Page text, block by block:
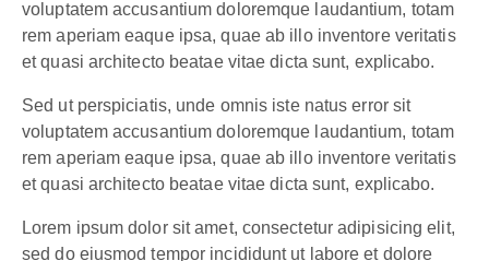
voluptatem accusantium doloremque laudantium, totam
rem aperiam eaque ipsa, quae ab illo inventore veritatis
et quasi architecto beatae vitae dicta sunt, explicabo.
Sed ut perspiciatis, unde omnis iste natus error sit
voluptatem accusantium doloremque laudantium, totam
rem aperiam eaque ipsa, quae ab illo inventore veritatis
et quasi architecto beatae vitae dicta sunt, explicabo.
Lorem ipsum dolor sit amet, consectetur adipisicing elit,
sed do eiusmod tempor incididunt ut labore et dolore